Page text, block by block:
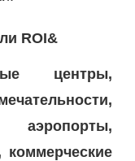
ROI&
центры,